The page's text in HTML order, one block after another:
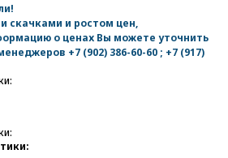
скачками и ростом цен,
о ценах Вы можете уточнить
+7 (902) 386-60-60 ; +7 (917)